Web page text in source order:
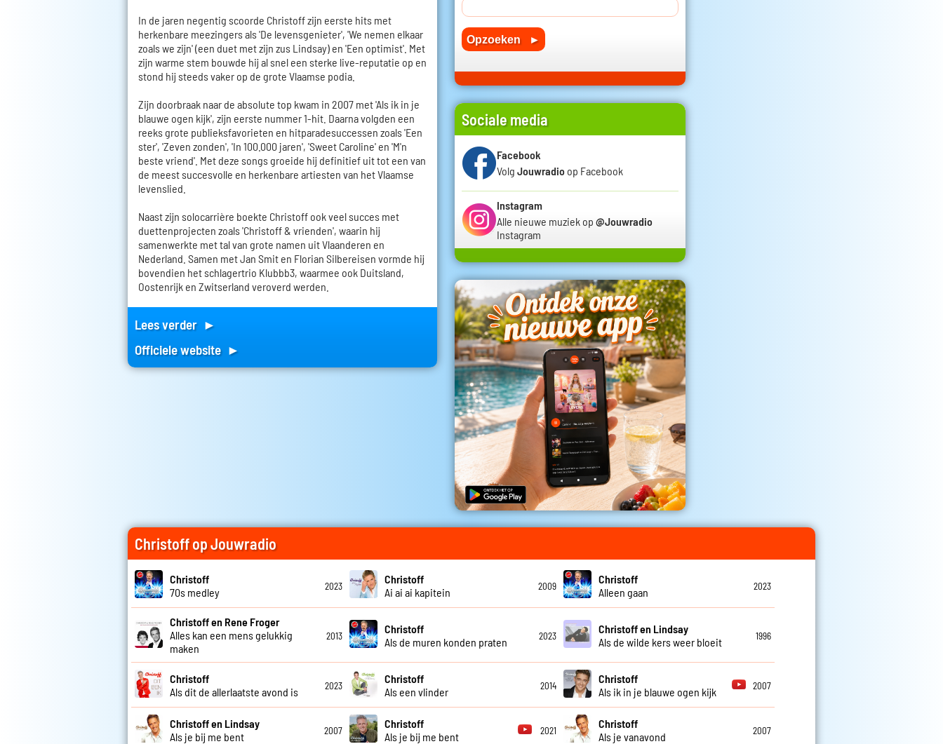
In de jaren negentig scoorde Christoff zijn eerste hits met
herkenbare meezingers als 'De levensgenieter', 'We nemen elkaar
zoals we zijn' (een duet met zijn zus Lindsay) en 'Een optimist'. Met
zijn warme stem bouwde hij al snel een sterke live-reputatie op en
stond hij steeds vaker op de grote Vlaamse podia.
Zijn doorbraak naar de absolute top kwam in 2007 met 'Als ik in je
blauwe ogen kijk', zijn eerste nummer 1-hit. Daarna volgden een
reeks grote publieksfavorieten en hitparadesuccessen zoals 'Een
ster', 'Zeven zonden', 'In 100.000 jaren', 'Sweet Caroline' en 'M'n
beste vriend'. Met deze songs groeide hij definitief uit tot een van
de meest succesvolle en herkenbare artiesten van het Vlaamse
levenslied.
Naast zijn solocarrière boekte Christoff ook veel succes met
duettenprojecten zoals 'Christoff & vrienden', waarin hij
samenwerkte met tal van grote namen uit Vlaanderen en
Nederland. Samen met Jan Smit en Florian Silbereisen vormde hij
bovendien het schlagertrio Klubbb3, waarmee ook Duitsland,
Oostenrijk en Zwitserland veroverd werden.
Lees verder ►
Officiele website ►
Sociale media
Facebook
Volg Jouwradio op Facebook
Instagram
Alle nieuwe muziek op @Jouwradio
Instagram
Christoff op Jouwradio
Christoff
70s medley
2023
Christoff
Ai ai ai kapitein
2009
Christoff
Alleen gaan
2023
Christoff en Rene Froger
Alles kan een mens gelukkig
maken
2013
Christoff
Als de muren konden praten
2023
Christoff en Lindsay
Als de wilde kers weer bloeit
1996
Christoff
Als dit de allerlaatste avond is
2023
Christoff
Als een vlinder
2014
Christoff
Als ik in je blauwe ogen kijk
2007
Christoff en Lindsay
Als je bij me bent
2007
Christoff
Als je bij me bent
2021
Christoff
Als je vanavond
2007